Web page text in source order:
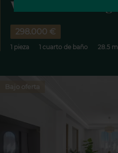
Venta Piso
298.000 €
1 pieza 1 cuarto de baño 28.5
Bajo oferta